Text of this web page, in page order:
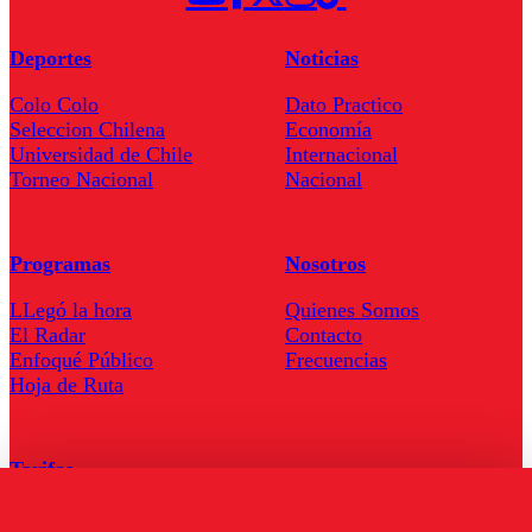
Deportes
Colo Colo
Seleccion Chilena
Universidad de Chile
Torneo Nacional
Noticias
Dato Practico
Economía
Internacional
Nacional
Programas
LLegó la hora
El Radar
Enfoqué Público
Hoja de Ruta
Nosotros
Quienes Somos
Contacto
Frecuencias
Tarifas